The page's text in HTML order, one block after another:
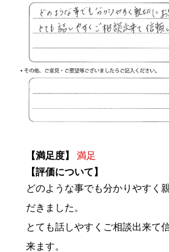
【満足度】
満足
【評価について】
どのような事でも分かりやすく
だきました。
とても話しやすくご相談出来て
来ます。